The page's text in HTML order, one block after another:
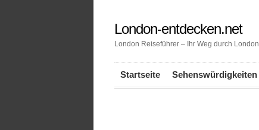
London-entdecken.net
London Reiseführer – Ihr Weg durch London
Startseite Sehenswürdigkeiten